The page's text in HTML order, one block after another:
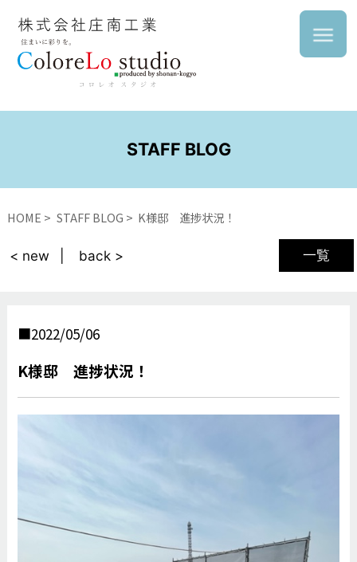
STAFF BLOG
HOME STAFF BLOG K様邸 進捗状況！
一覧
< new back >
2022/05/06
K様邸 進捗状況！